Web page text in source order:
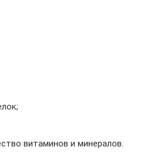
витаминов и минералов.